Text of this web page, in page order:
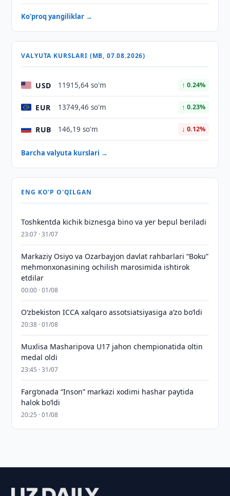
Ko'proq yangiliklar →
VALYUTA KURSLARI (MB, 07.08.2026)
USD 11915,64 so'm ↑ 0.24%
EUR 13749,46 so'm ↑ 0.23%
RUB 146,19 so'm ↓ 0.12%
Barcha valyuta kurslari →
ENG KO'P O'QILGAN
Toshkentda kichik biznesga bino va yer bepul beriladi
23:07 · 31/07
Markaziy Osiyo va Ozarbayjon davlat rahbarlari “Boku”
mehmonxonasining ochilish marosimida ishtirok
etdilar
00:00 · 01/08
O‘zbekiston ICCA xalqaro assotsiatsiyasiga aʼzo bo‘ldi
20:38 · 01/08
Muxlisa Masharipova U17 jahon chempionatida oltin
medal oldi
23:45 · 31/07
Farg‘onada “Inson” markazi xodimi hashar paytida
halok bo‘ldi
20:25 · 01/08